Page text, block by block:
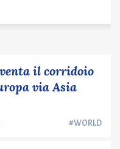
il corridoio
via Asia
#WORLD